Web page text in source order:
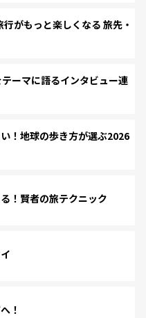
がもっと楽しくなる 旅先・
ーマに語るインタビュー連
！地球の歩き方が選ぶ2026
！賢者の旅テクニック
！